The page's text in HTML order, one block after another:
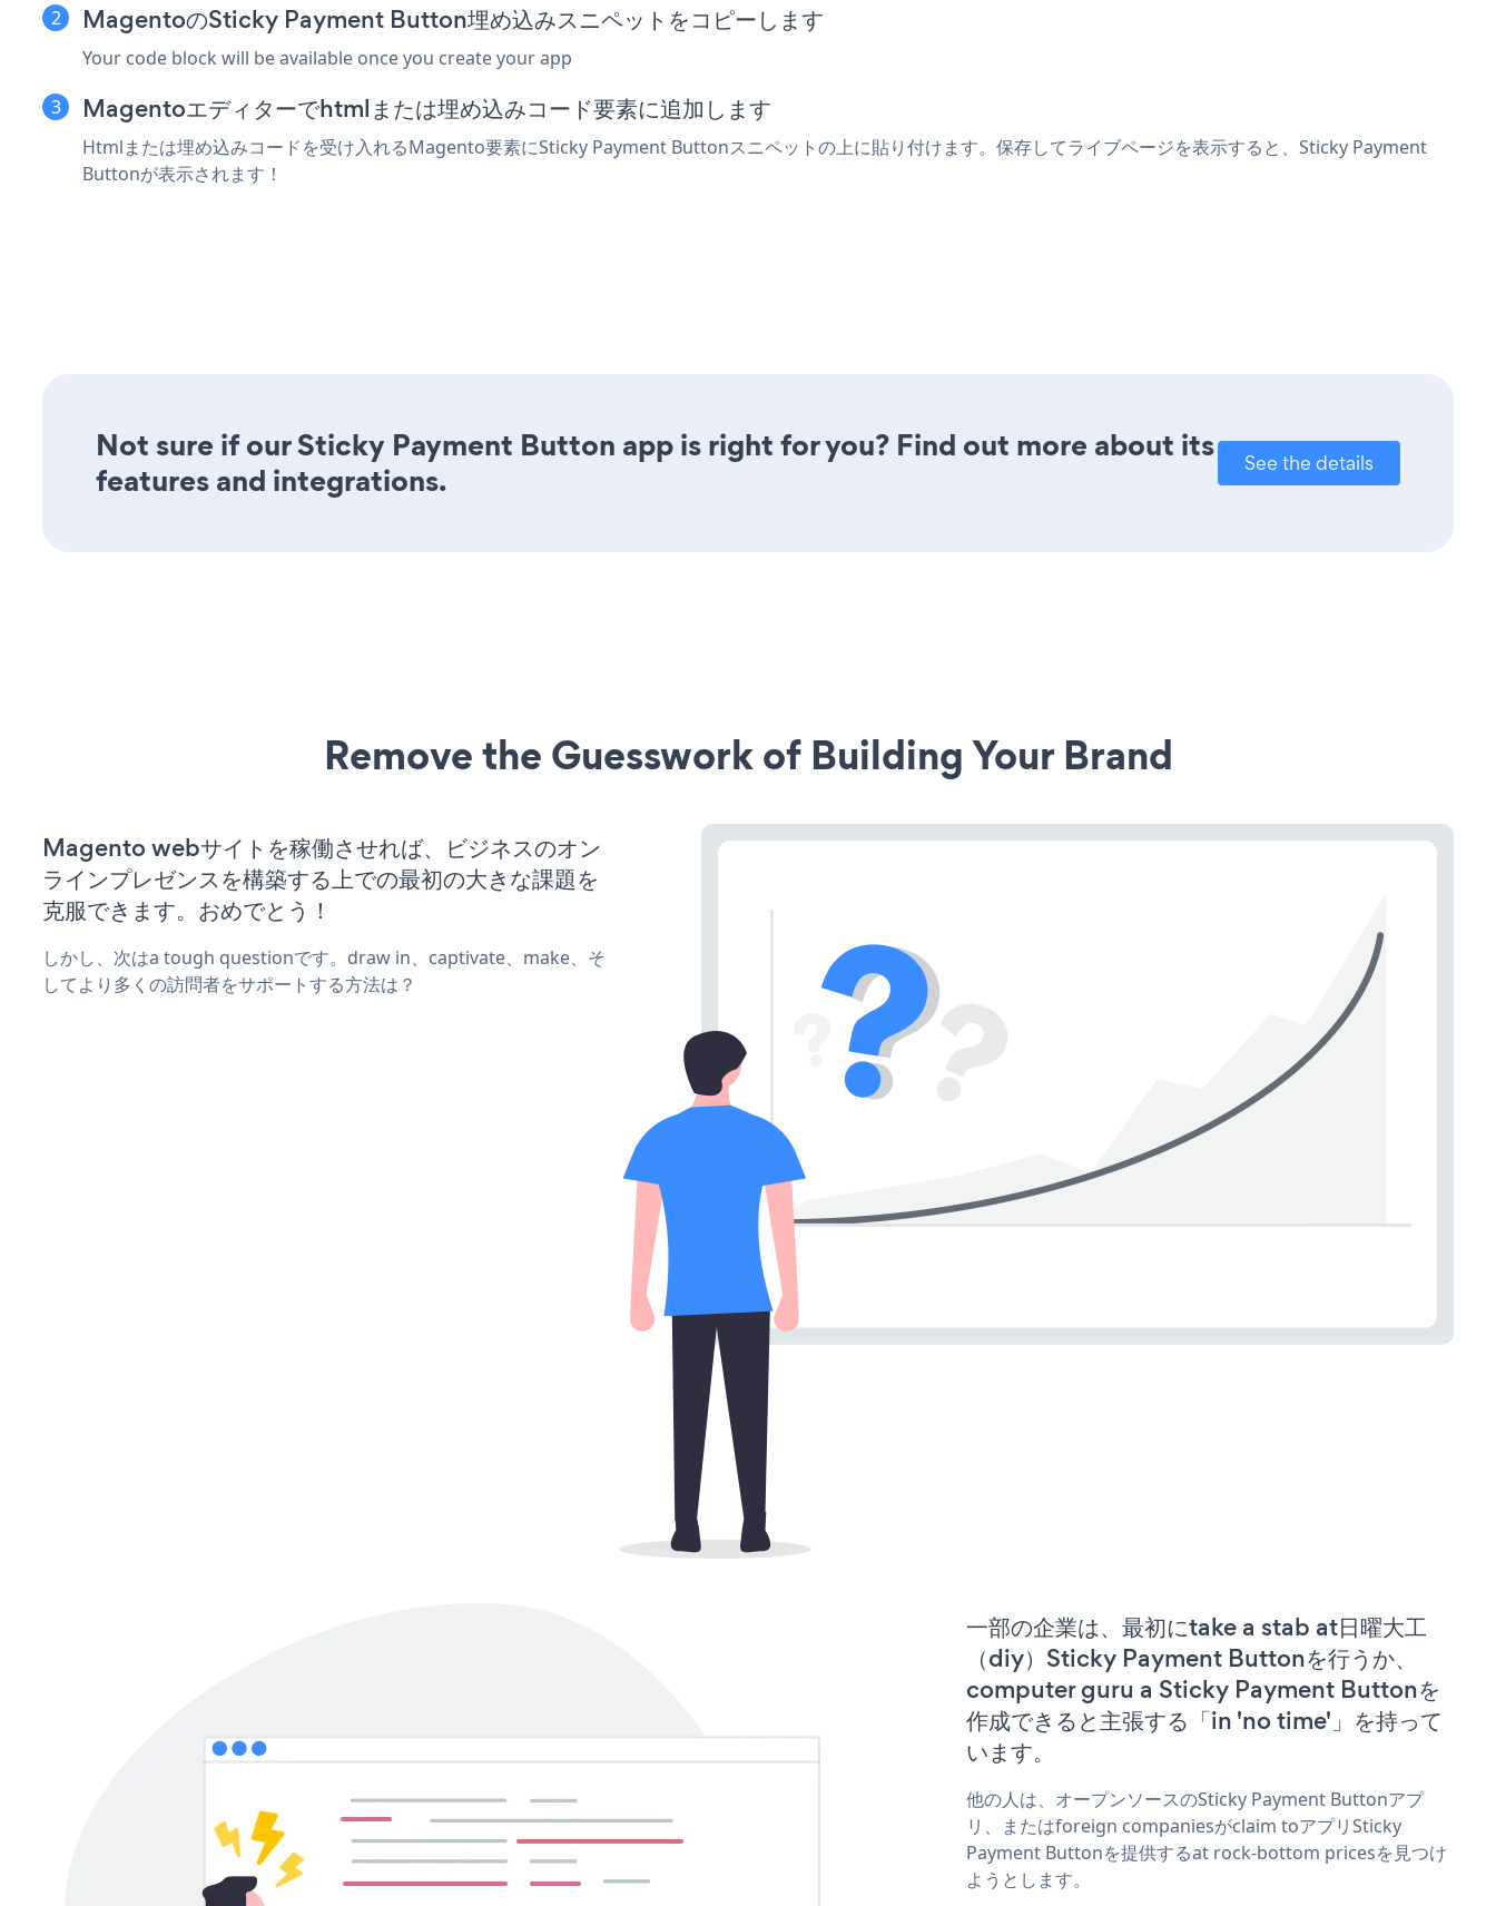
MagentoのSticky Payment Button埋め込みスニペットをコピーします
Your code block will be available once you create your app
Magentoエディターでhtmlまたは埋め込みコード要素に追加します
Htmlまたは埋め込みコードを受け入れるMagento要素にSticky Payment Buttonスニペットの上に貼り付けます。保存してライブページを表示すると、Sticky Payment
Buttonが表示されます！
Not sure if our Sticky Payment Button app is right for you? Find out more about its
features and integrations.
See the details
Remove the Guesswork of Building Your Brand
Magento webサイトを稼働させれば、ビジネスのオン
ラインプレゼンスを構築する上での最初の大きな課題を
克服できます。おめでとう！
しかし、次はa tough questionです。draw in、captivate、make、そ
してより多くの訪問者をサポートする方法は？
一部の企業は、最初にtake a stab at日曜大工
（diy）Sticky Payment Buttonを行うか、
computer guru a Sticky Payment Buttonを
作成できると主張する「in 'no time'」を持って
います。
他の人は、オープンソースのSticky Payment Buttonアプ
リ、またはforeign companiesがclaim toアプリSticky
Payment Buttonを提供するat rock-bottom pricesを見つけ
ようとします。